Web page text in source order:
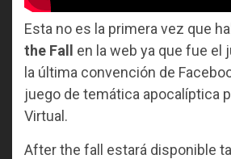
Esta no es la primera vez que
the Fall en la web ya que fue el
la última convención de
juego de temática apocalíptica
Virtual.
After the fall estará disponible